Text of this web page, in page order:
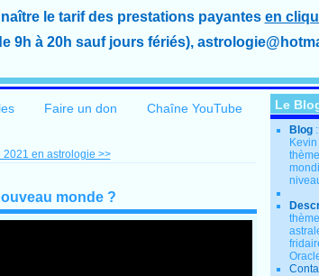
le tarif des prestations payantes en
9h à 20h sauf jours fériés),
Faire un don Chaîne YouTube
2021 en astrologie >>
monde ?
Le
Blog